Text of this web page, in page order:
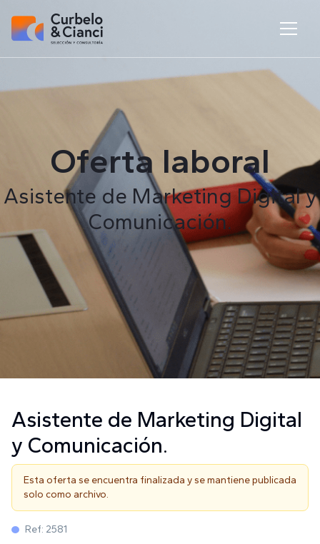
Oferta laboral
Asistente de Marketing Digital y
Comunicación.
Asistente de Marketing Digital
y Comunicación.
Esta oferta se encuentra finalizada y se mantiene publicada
solo como archivo.
Ref: 2581